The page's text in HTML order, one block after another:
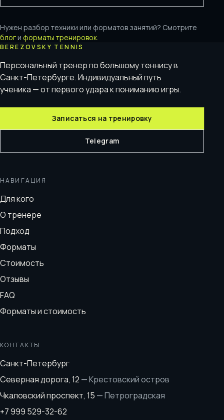
Нужен разбор техники или форматов занятий? Смотрите
блог и форматы тренировок.
BEREZOVSKY TENNIS
Персональный тренер по большому теннису в
Санкт-Петербурге. Индивидуальный путь
ученика — от первого удара к пониманию игры.
Записаться на тренировку
Telegram
НАВИГАЦИЯ
Для кого
О тренере
Подход
Форматы
Стоимость
Отзывы
FAQ
Форматы и стоимость
КОНТАКТЫ
Санкт-Петербург
Северная дорога, 12 —Крестовский остров
Чкаловский проспект, 15 —Петроградская
+7 999 529-32-62